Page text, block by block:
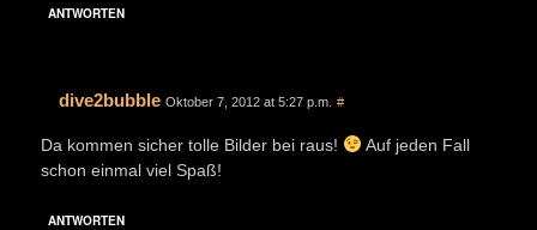
ANTWORTEN
dive2bubble Oktober 7, 2012 at 5:27 p.m. #
Da kommen sicher tolle Bilder bei raus!
Auf jeden Fall
schon einmal viel Spaß!
ANTWORTEN